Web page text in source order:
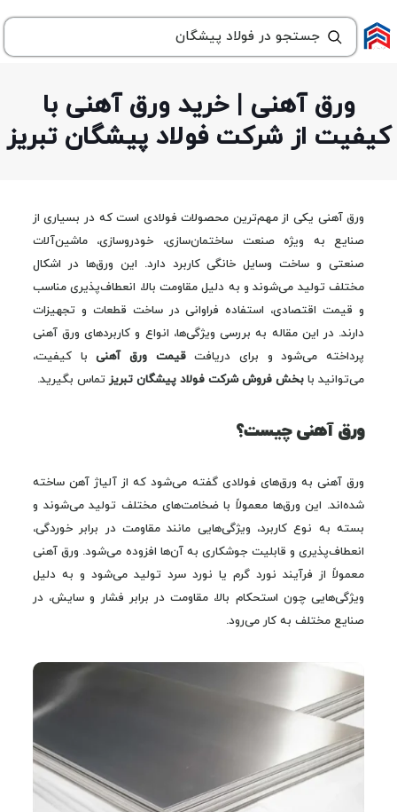
ورق آهنی | خرید ورق آهنی با
کیفیت از شرکت فولاد پیشگان تبریز
ورق آهنی یکی از مهم‌ترین محصولات فولادی است که در بسیاری از
صنایع به ویژه صنعت ساختمان‌سازی، خودروسازی، ماشین‌آلات
صنعتی و ساخت وسایل خانگی کاربرد دارد. این ورق‌ها در اشکال
مختلف تولید می‌شوند و به دلیل مقاومت بالا، انعطاف‌پذیری مناسب
و قیمت اقتصادی، استفاده فراوانی در ساخت قطعات و تجهیزات
دارند. در این مقاله به بررسی ویژگی‌ها، انواع و کاربردهای ورق آهنی
پرداخته می‌شود و برای دریافتقیمت ورق آهنیبا کیفیت،
می‌توانید با بخش فروش شرکت فولاد پیشگان تبریزتماس بگیرید.
ورق آهنی چیست؟
ورق آهنی به ورق‌های فولادی گفته می‌شود که از آلیاژ آهن ساخته
شده‌اند. این ورق‌ها معمولاً با ضخامت‌های مختلف تولید می‌شوند و
بسته به نوع کاربرد، ویژگی‌هایی مانند مقاومت در برابر خوردگی،
انعطاف‌پذیری و قابلیت جوشکاری به آن‌ها افزوده می‌شود. ورق آهنی
معمولاً از فرآیند نورد گرم یا نورد سرد تولید می‌شود و به دلیل
ویژگی‌هایی چون استحکام بالا، مقاومت در برابر فشار و سایش، در
صنایع مختلف به کار می‌رود.